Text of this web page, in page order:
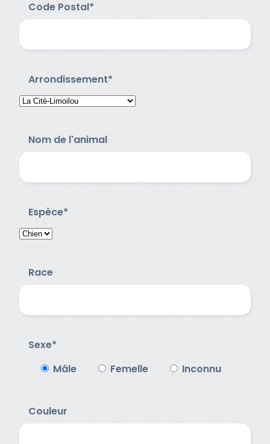
Code Postal*
Arrondissement*
Nom de l'animal
Espèce*
Race
Sexe*
Mâle
Femelle Inconnu
Couleur